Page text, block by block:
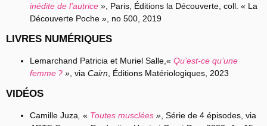
inédite de l’autrice » , Paris, Éditions la Découverte, coll. « La
Découverte Poche », no 500, 2019
LIVRES NUMÉRIQUES
Lemarchand Patricia et Muriel Salle ,« Qu’est-ce qu’une
femme ? » , via Cairn , Éditions Matériologiques, 2023
VIDÉOS
Camille Juza, « Toutes musclées », Série de 4 épisodes, via